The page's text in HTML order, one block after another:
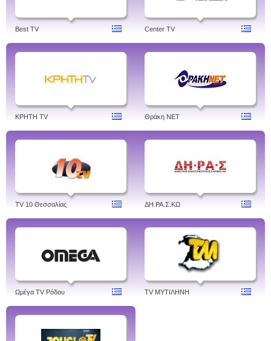
Best TV Center TV
ΚΡΗΤΗ TV Θράκη NET
TV 10 Θεσσαλίας ΔH.ΡΑ.Σ.ΚΩ
Ωμέγα TV Ρόδου TV ΜΥΤΙΛΗΝΗ